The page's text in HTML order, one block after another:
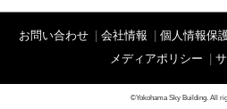
お問い合わせ 会社情報 個人情報保
メディアポリシー
©Yokohama Sky Building. All